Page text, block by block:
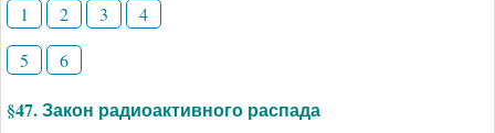
1 2 3
4
5
6
§47. Закон радиоактивного распада